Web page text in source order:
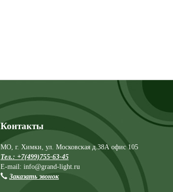
Контакты
МО, г. Химки, ул. Московская д.38А офис 105
Тел.: +7(499)755-63-45
E-mail: info@grand-light.ru
Заказать звонок